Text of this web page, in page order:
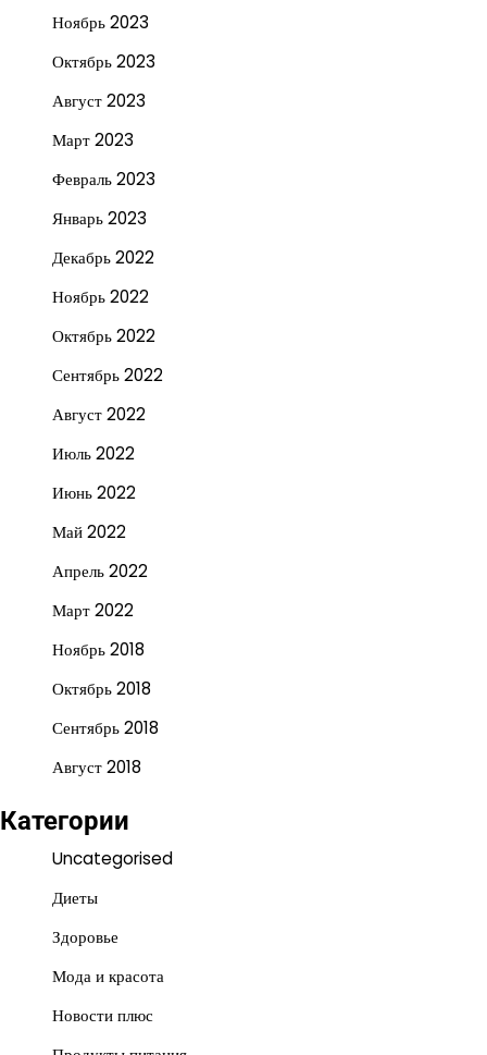
Ноябрь 2023
Октябрь 2023
Август 2023
Март 2023
Февраль 2023
Январь 2023
Декабрь 2022
Ноябрь 2022
Октябрь 2022
Сентябрь 2022
Август 2022
Июль 2022
Июнь 2022
Май 2022
Апрель 2022
Март 2022
Ноябрь 2018
Октябрь 2018
Сентябрь 2018
Август 2018
Категории
Uncategorised
Диеты
Здоровье
Мода и красота
Новости плюс